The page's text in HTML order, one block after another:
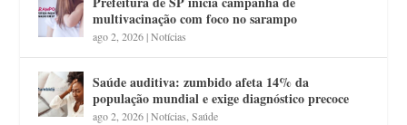
multivacinação com foco no sarampo
ago 2, 2026|Notícias
Saúde auditiva: zumbido afeta 14% da
população mundial e exige diagnóstico precoce
ago 2, 2026|Notícias ,Saúde